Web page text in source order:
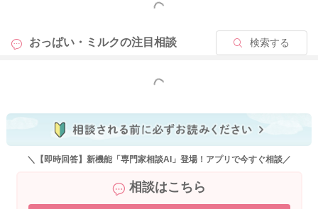
寝ぼけているような時にはしっかり飲んでくれて、活気もあっ
て、床の上で、ゴロゴロと遊んでいる様子もあるようでした
2025/10/7 19:20
もっと見る
おっぱい・ミルクの注目相談 検索する
もっと見る
＼【即時回答】新機能「専門家相談AI」登場！アプリで今すぐ相談／
相談はこちら